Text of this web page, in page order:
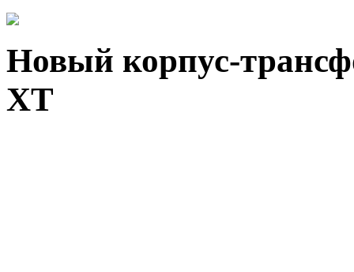
Новый корпус-
XT